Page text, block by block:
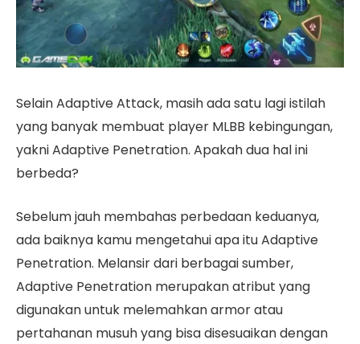
Selain Adaptive Attack, masih ada satu lagi istilah
yang banyak membuat player MLBB kebingungan,
yakni Adaptive Penetration. Apakah dua hal ini
berbeda?
Sebelum jauh membahas perbedaan keduanya,
ada baiknya kamu mengetahui apa itu Adaptive
Penetration. Melansir dari berbagai sumber,
Adaptive Penetration merupakan atribut yang
digunakan untuk melemahkan armor atau
pertahanan musuh yang bisa disesuaikan dengan